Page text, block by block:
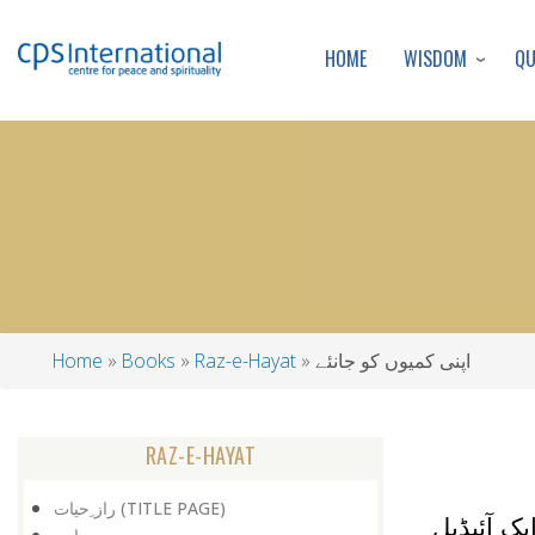
HOME WISDOM
Home Books Raz-e-Hayat اپنی کمیوں کو جانئے
RAZ-E-HAYAT
راز ِحیات (TITLE PAGE)
آئیڈیل